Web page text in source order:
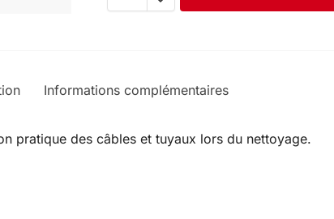
Informations complémentaires
pratique des câbles et tuyaux lors du nettoyage.